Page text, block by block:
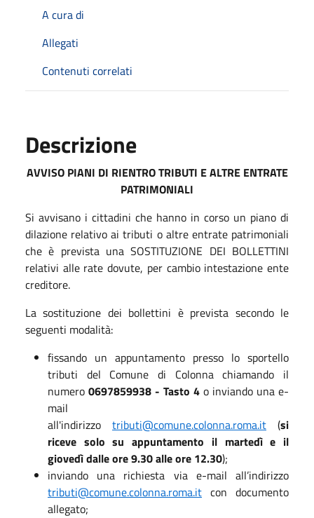
A cura di
Allegati
Contenuti correlati
Descrizione
AVVISO PIANI DI RIENTRO TRIBUTI E ALTRE ENTRATE
PATRIMONIALI
Si avvisano i cittadini che hanno in corso un piano di
dilazione relativo ai tributi o altre entrate patrimoniali
che è prevista una SOSTITUZIONE DEI BOLLETTINI
relativi alle rate dovute, per cambio intestazione ente
creditore.
La sostituzione dei bollettini è prevista secondo le
seguenti modalità:
fissando un appuntamento presso lo sportello
tributi del Comune di Colonna chiamando il
numero 0697859938 - Tasto 4 o inviando una e-
mail
all'indirizzo tributi@comune.colonna.roma.it (si
riceve solo su appuntamento il martedì e il
giovedì dalle ore 9.30 alle ore 12.30);
inviando una richiesta via e-mail all’indirizzo
tributi@comune.colonna.roma.it con documento
allegato;